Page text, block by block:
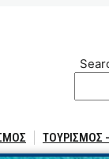
ΤΟΥΡΙΣΜΟΣ